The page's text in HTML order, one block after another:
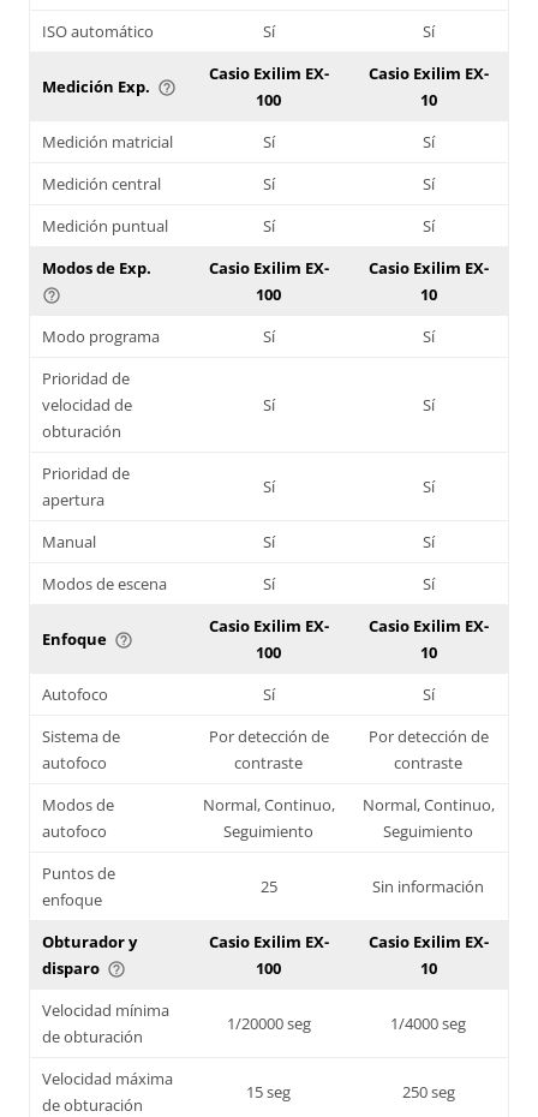
ISO automático Sí Sí
Medición Exp. help_outline
Casio Exilim EX-
100
Casio Exilim EX-
10
Medición matricial
Sí
Sí
Medición central
Sí
Sí
Medición puntual
Sí
Sí
Modos de Exp.
help_outline
Casio Exilim EX-
100
Casio Exilim EX-
10
Modo programa
Sí
Sí
Prioridad de
velocidad de
obturación
Sí Sí
Prioridad de
apertura
Sí Sí
Manual Sí
Sí
Modos de escena
Sí Sí
Enfoque help_outline
Casio Exilim EX-
100
Casio Exilim EX-
10
Autofoco
Sí
Sí
Sistema de
autofoco
Por detección de
contraste
Por detección de
contraste
Modos de
autofoco
Normal, Continuo,
Seguimiento
Normal, Continuo,
Seguimiento
Puntos de
enfoque
25 Sin información
Obturador y
disparo help_outline
Casio Exilim EX-
100
Casio Exilim EX-
10
Velocidad mínima
de obturación
1/20000 seg 1/4000 seg
Velocidad máxima
de obturación
15 seg 250 seg